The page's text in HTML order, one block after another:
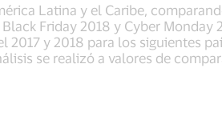
Latina y el Caribe,
Friday 2018 y Cyber Monday
y 2018 para los siguientes
se realizó a valores de